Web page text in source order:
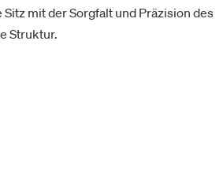
mit der Sorgfalt und Präzision des
Struktur.